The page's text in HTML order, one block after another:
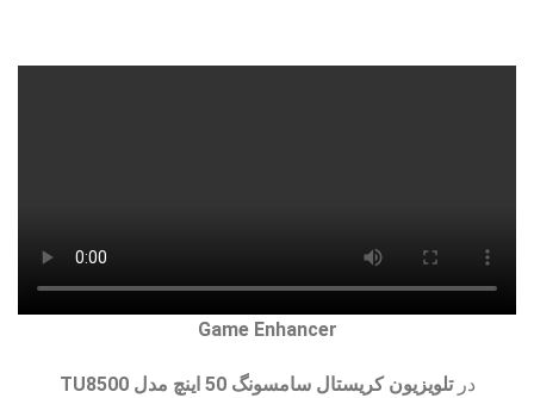
Game Enhancer
درتلویزیون کریستال سامسونگ 50 اینچ مدل TU8500